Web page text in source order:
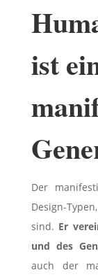
ist
Der
Design-
sind. Er
und des
auch der